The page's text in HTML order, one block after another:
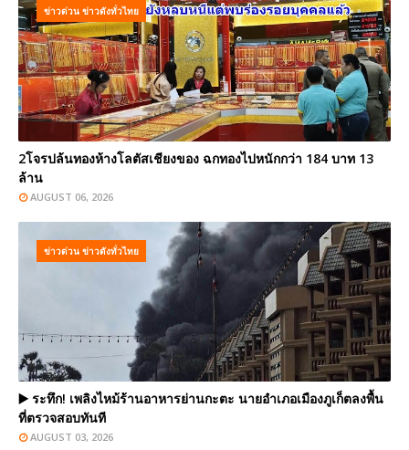
ข่าวด่วน ข่าวดังทั่วไทย
2โจรปล้นทองห้างโลตัสเชียงของ ฉกทองไปหนักกว่า 184 บาท 13
ล้าน
AUGUST 06, 2026
ข่าวด่วน ข่าวดังทั่วไทย
▶️ ระทึก! เพลิงไหม้ร้านอาหารย่านกะตะ นายอำเภอเมืองภูเก็ตลงพื้น
ที่ตรวจสอบทันที
AUGUST 03, 2026